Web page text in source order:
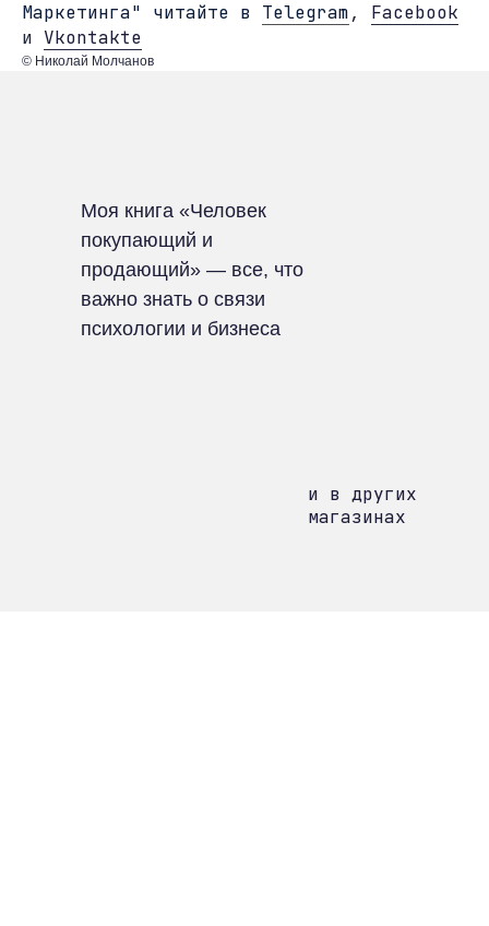
Маркетинга" читайте в Telegram, Facebook
и Vkontakte
© Николай Молчанов
Моя книга «Человек
покупающий и
продающий» — все, что
важно знать о связи
психологии и бизнеса
и в других
магазинах